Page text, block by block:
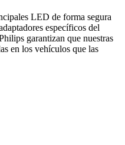
LED de forma segura
específicos del
garantizan que nuestras
en los vehículos que las